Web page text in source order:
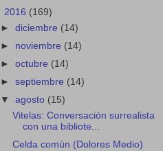
2016 (169)
►diciembre (14)
► noviembre (14)
►octubre (14)
►septiembre (14)
▼agosto (15)
Vitelas: Conversación surrealista
con una bibliote...
Celda común (Dolores Medio)